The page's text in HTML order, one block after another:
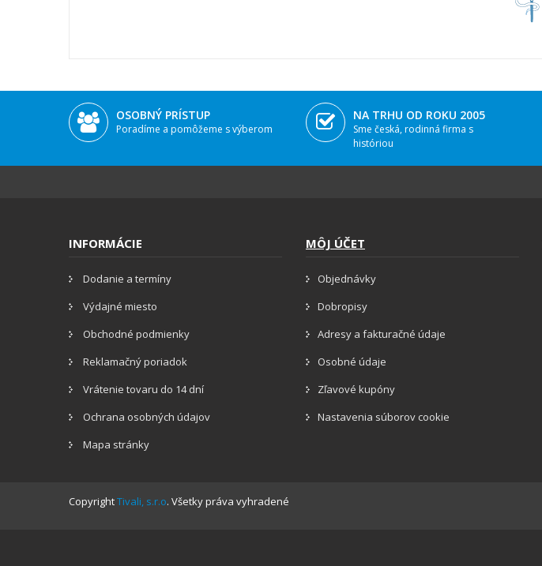
OSOBNÝ PRÍSTUP
Poradíme a pomôžeme s výberom
NA TRHU OD ROKU 2005
Sme česká, rodinná firma s
históriou
INFORMÁCIE
Dodanie a termíny
Výdajné miesto
Obchodné podmienky
Reklamačný poriadok
Vrátenie tovaru do 14 dní
Ochrana osobných údajov
Mapa stránky
MÔJ ÚČET
Objednávky
Dobropisy
Adresy a fakturačné údaje
Osobné údaje
Zľavové kupóny
Nastavenia súborov cookie
CopyrightTivali, s.r.o. Všetky práva vyhradené